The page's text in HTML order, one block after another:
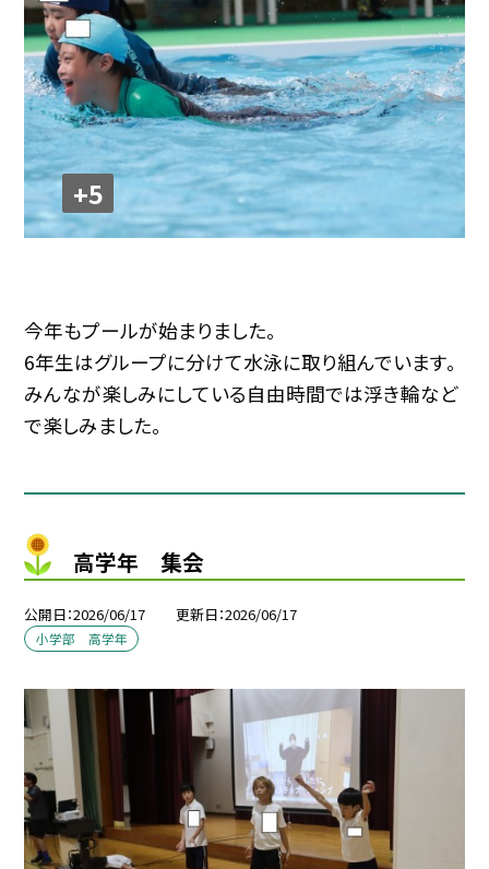
+5
今年もプールが始まりました。
6年生はグループに分けて水泳に取り組んでいます。
みんなが楽しみにしている自由時間では浮き輪など
で楽しみました。
高学年 集会
公開日 2026/06/17 更新日 2026/06/17
小学部 高学年